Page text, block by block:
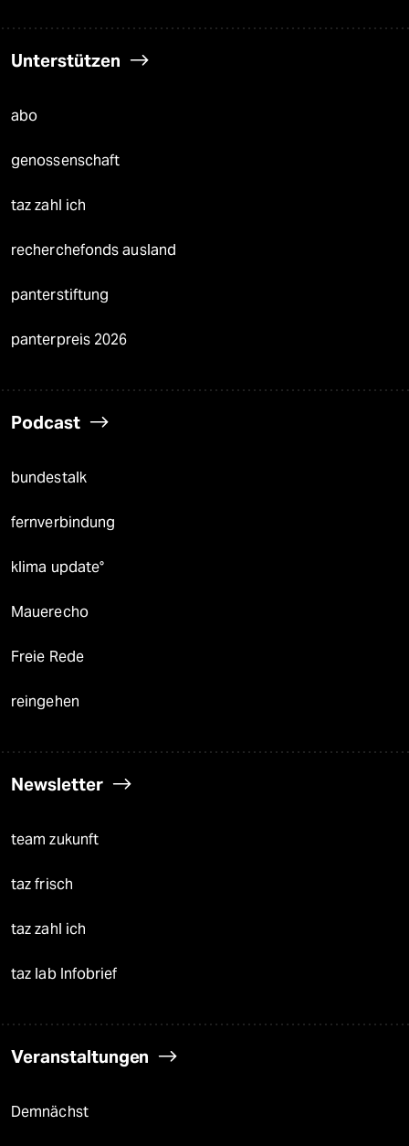
Unterstützen
abo
genossenschaft
taz zahl ich
recherchefonds ausland
panterstiftung
panterpreis 2026
Podcast
bundestalk
fernverbindung
klima update°
Mauerecho
Freie Rede
reingehen
Newsletter
team zukunft
taz frisch
taz zahl ich
taz lab Infobrief
Veranstaltungen
Demnächst